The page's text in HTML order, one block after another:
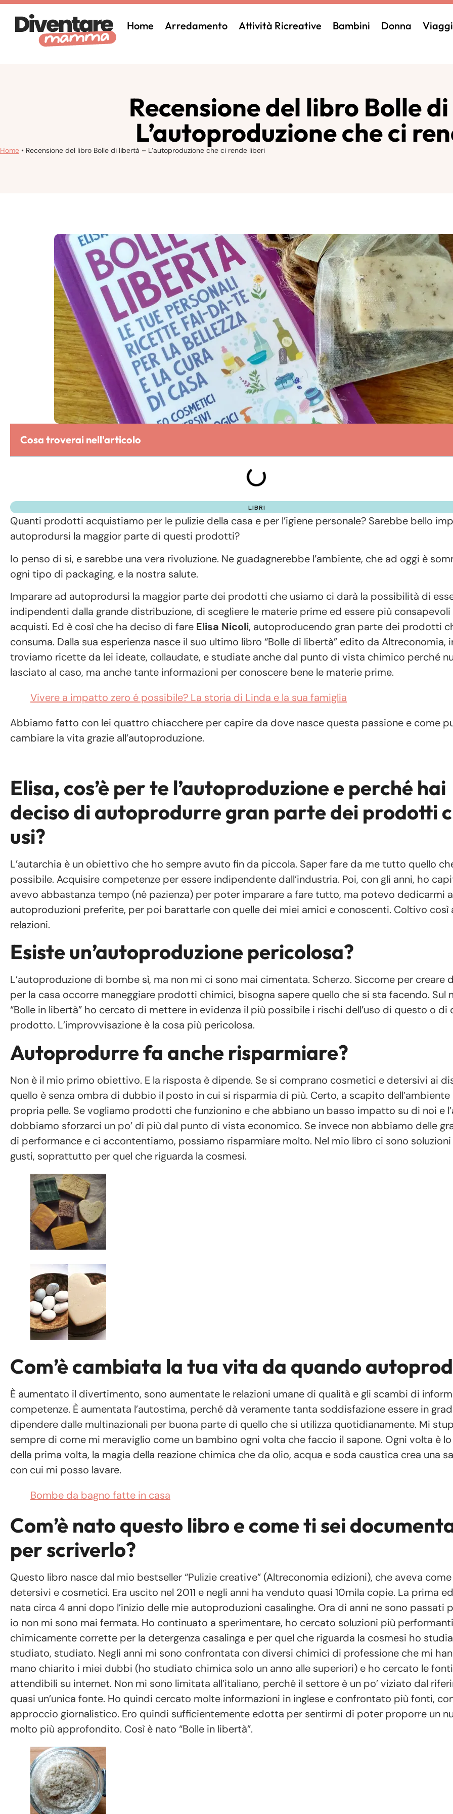
Home Arredamento Attività Ricreative Bambini Donna Viaggi
Recensione del libro Bolle
L’autoproduzione che ci
Home • Recensione del libro Bolle di libertà – L’autoproduzione che ci rende liberi
Cosa troverai nell'articolo
LIBRI
Quanti prodotti acquistiamo per le pulizie della casa e per l’igiene personale? Sarebbe bello
autoprodursi la maggior parte di questi prodotti?
Io penso di si, e sarebbe una vera rivoluzione. Ne guadagnerebbe l’ambiente, che ad oggi è
ogni tipo di packaging, e la nostra salute.
Imparare ad autoprodursi la maggior parte dei prodotti che usiamo ci darà la possibilità di
indipendenti dalla grande distribuzione, di scegliere le materie prime ed essere più
acquisti. Ed è così che ha deciso di fare Elisa Nicoli, autoproducendo gran parte dei prodotti
consuma. Dalla sua esperienza nasce il suo ultimo libro “Bolle di libertà” edito da Altreconomia,
troviamo ricette da lei ideate, collaudate, e studiate anche dal punto di vista chimico perché
lasciato al caso, ma anche tante informazioni per conoscere bene le materie prime.
Vivere a impatto zero é possibile? La storia di Linda e la sua famiglia
Abbiamo fatto con lei quattro chiacchere per capire da dove nasce questa passione e come
cambiare la vita grazie all’autoproduzione.
Elisa, cos’è per te l’autoproduzione e perché hai
deciso di autoprodurre gran parte dei prodotti
usi?
L’autarchia è un obiettivo che ho sempre avuto fin da piccola. Saper fare da me tutto quello
possibile. Acquisire competenze per essere indipendente dall’industria. Poi, con gli anni, ho
avevo abbastanza tempo (né pazienza) per poter imparare a fare tutto, ma potevo dedicarmi
autoproduzioni preferite, per poi barattarle con quelle dei miei amici e conoscenti. Coltivo così
relazioni.
Esiste un’autoproduzione pericolosa?
L’autoproduzione di bombe sì, ma non mi ci sono mai cimentata. Scherzo. Siccome per creare
per la casa occorre maneggiare prodotti chimici, bisogna sapere quello che si sta facendo. Sul
“Bolle in libertà” ho cercato di mettere in evidenza il più possibile i rischi dell’uso di questo o di
prodotto. L’improvvisazione è la cosa più pericolosa.
Autoprodurre fa anche risparmiare?
Non è il mio primo obiettivo. E la risposta è dipende. Se si comprano cosmetici e detersivi ai
quello è senza ombra di dubbio il posto in cui si risparmia di più. Certo, a scapito dell’ambiente
propria pelle. Se vogliamo prodotti che funzionino e che abbiano un basso impatto su di noi e
dobbiamo sforzarci un po’ di più dal punto di vista economico. Se invece non abbiamo delle
di performance e ci accontentiamo, possiamo risparmiare molto. Nel mio libro ci sono
gusti, soprattutto per quel che riguarda la cosmesi.
Com’è cambiata la tua vita da quando
È aumentato il divertimento, sono aumentate le relazioni umane di qualità e gli scambi di
competenze. È aumentata l’autostima, perché dà veramente tanta soddisfazione essere in
dipendere dalle multinazionali per buona parte di quello che si utilizza quotidianamente. Mi
sempre di come mi meraviglio come un bambino ogni volta che faccio il sapone. Ogni volta è
della prima volta, la magia della reazione chimica che da olio, acqua e soda caustica crea una
con cui mi posso lavare.
Bombe da bagno fatte in casa
Com’è nato questo libro e come ti sei
per scriverlo?
Questo libro nasce dal mio bestseller “Pulizie creative” (Altreconomia edizioni), che aveva
detersivi e cosmetici. Era uscito nel 2011 e negli anni ha venduto quasi 10mila copie. La prima
nata circa 4 anni dopo l’inizio delle mie autoproduzioni casalinghe. Ora di anni ne sono passati
io non mi sono mai fermata. Ho continuato a sperimentare, ho cercato soluzioni più
chimicamente corrette per la detergenza casalinga e per quel che riguarda la cosmesi ho
studiato, studiato. Negli anni mi sono confrontata con diversi chimici di professione che mi
mano chiarito i miei dubbi (ho studiato chimica solo un anno alle superiori) e ho cercato le
attendibili su internet. Non mi sono limitata all’italiano, perché il settore è un po’ viziato dal
quasi un’unica fonte. Ho quindi cercato molte informazioni in inglese e confrontato più fonti,
approccio giornalistico. Ero quindi sufficientemente edotta per sentirmi di poter proporre un
molto più approfondito. Così è nato “Bolle in libertà”.